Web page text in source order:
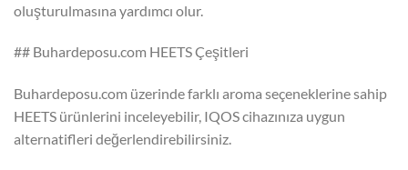
oluşturulmasına yardımcı olur.
## Buhardeposu.com HEETS Çeşitleri
Buhardeposu.com üzerinde farklı aroma seçeneklerine sahip
HEETS ürünlerini inceleyebilir, IQOS cihazınıza uygun
alternatifleri değerlendirebilirsiniz.